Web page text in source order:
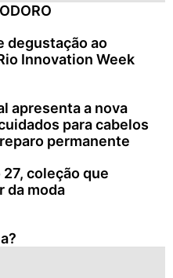
degustação ao
Innovation Week
apresenta a nova
para cabelos
permanente
coleção que
da moda